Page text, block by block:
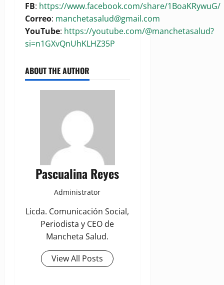
FB: https://www.facebook.com/share/1BoaKRywuG/
Correo: manchetasalud@gmail.com
YouTube: https://youtube.com/@manchetasalud?
si=n1GXvQnUhKLHZ35P
ABOUT THE AUTHOR
Pascualina Reyes
Administrator
Licda. Comunicación Social,
Periodista y CEO de
Mancheta Salud.
View All Posts